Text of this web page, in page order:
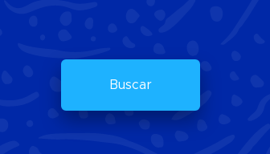
Buscar